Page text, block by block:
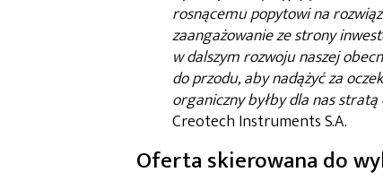
rosnącemu popytowi na
zaangażowanie ze strony
w dalszym rozwoju naszej
do przodu, aby nadążyć za
organiczny byłby dla nas stratą
Creotech Instruments S.A.
Oferta skierowana do